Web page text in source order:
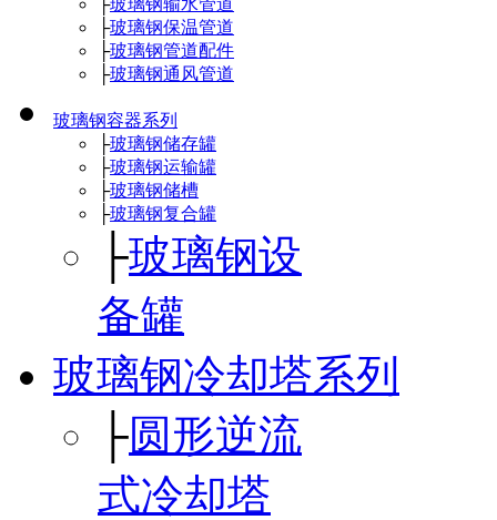
├玻璃钢输水管道
├玻璃钢保温管道
├玻璃钢管道配件
├玻璃钢通风管道
玻璃钢容器系列
├玻璃钢储存罐
├玻璃钢运输罐
├玻璃钢储槽
├玻璃钢复合罐
├玻璃钢设
备罐
玻璃钢冷却塔系列
├圆形逆流
式冷却塔